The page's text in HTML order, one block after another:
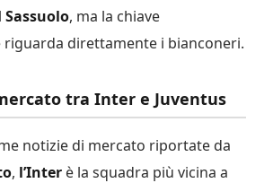
Sassuolo, ma la chiave
riguarda direttamente i bianconeri.
tra Inter e Juventus
notizie di mercato riportate da
, l’Inter è la squadra più vicina a